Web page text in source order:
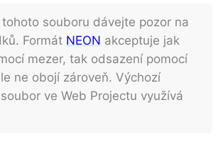
souboru dávejte pozor na
Formát NEON akceptuje jak
mezer, tak odsazení pomocí
ne obojí zároveň. Výchozí
ve Web Projectu využívá